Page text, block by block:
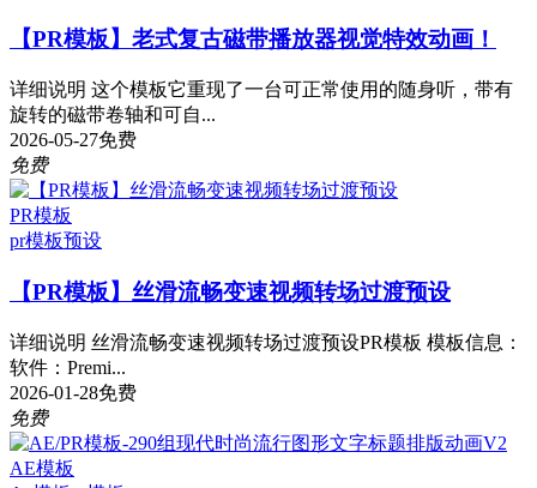
【PR模板】老式复古磁带播放器视觉特效动画！
详细说明 这个模板它重现了一台可正常使用的随身听，带有
旋转的磁带卷轴和可自...
2026-05-27免费
免费
PR模板
pr模板预设
【PR模板】丝滑流畅变速视频转场过渡预设
详细说明 丝滑流畅变速视频转场过渡预设PR模板 模板信息：
软件：Premi...
2026-01-28免费
免费
AE模板